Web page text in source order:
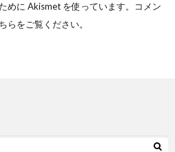
めに Akismet を使っています。
コメン
らをご覧ください。